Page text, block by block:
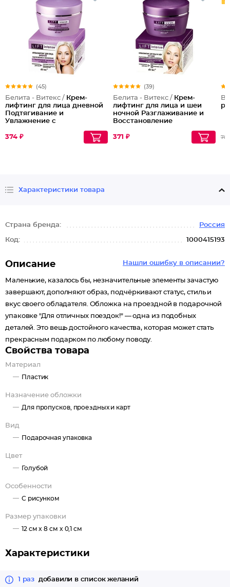
(45)
Белита - Витекс / Крем-
лифтинг для лица дневной
Подтягивание и
Увлажнение с
374 ₽
(39)
Белита - Витекс / Крем-
лифтинг для лица и шеи
ночной Разглаживание и
Восстановление
371 ₽ 787
Характеристики товара
Страна бренда: Россия
Код: 1000415193
Нашли ошибку в описании?
Описание
Маленькие, казалось бы, незначительные элементы зачастую
завершают, дополняют образ, подчёркивают статус, стиль и
вкус своего обладателя. Обложка на проездной в подарочной
упаковке "Для отличных поездок!" — одна из подобных
деталей. Это вещь достойного качества, которая может стать
прекрасным подарком по любому поводу.
Свойства товара
Материал
Пластик
Назначение обложки
Для пропусков, проездных и карт
Вид
Подарочная упаковка
Цвет
Голубой
Особенности
С рисунком
Размер упаковки
12 см x 8 см x 0,1 см
Характеристики
1 раз добавили в список желаний